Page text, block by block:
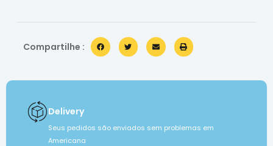
Compartilhe :
Delivery
Seus pedidos são enviados sem problemas em
Americana